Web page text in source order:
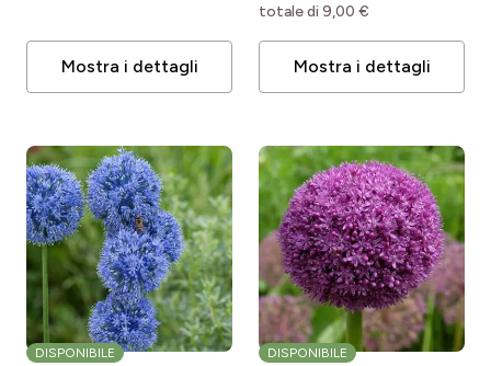
Mostra i dettagli
totale di 9,00 €
Mostra i dettagli
DISPONIBILE DISPONIBILE